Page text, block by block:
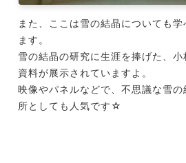
また、ここは雪の結晶についても
ます。
雪の結晶の研究に生涯を捧げた、
資料が展示されていますよ。
映像やパネルなどで、不思議な雪
所としても人気です☆